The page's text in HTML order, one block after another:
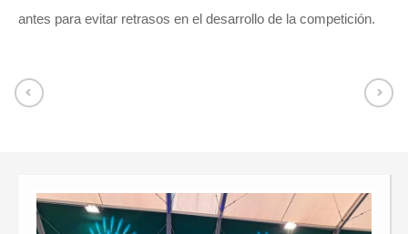
antes para evitar retrasos en el desarrollo de la competición.